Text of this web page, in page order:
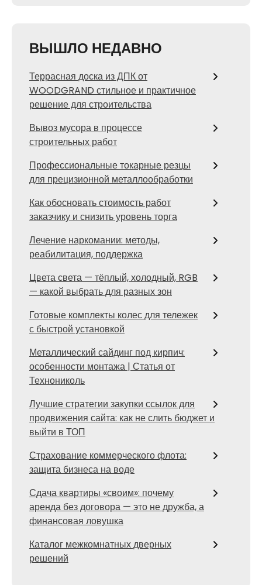
ВЫШЛО НЕДАВНО
Террасная доска из ДПК от
WOODGRAND стильное и практичное
решение для строительства
Вывоз мусора в процессе
строительных работ
Профессиональные токарные резцы
для прецизионной металлообработки
Как обосновать стоимость работ
заказчику и снизить уровень торга
Лечение наркомании: методы,
реабилитация, поддержка
Цвета света — тёплый, холодный, RGB
— какой выбрать для разных зон
Готовые комплекты колес для тележек
с быстрой установкой
Металлический сайдинг под кирпич:
особенности монтажа | Статья от
Технониколь
Лучшие стратегии закупки ссылок для
продвижения сайта: как не слить бюджет и
выйти в ТОП
Страхование коммерческого флота:
защита бизнеса на воде
Сдача квартиры «своим»: почему
аренда без договора — это не дружба, а
финансовая ловушка
Каталог межкомнатных дверных
решений